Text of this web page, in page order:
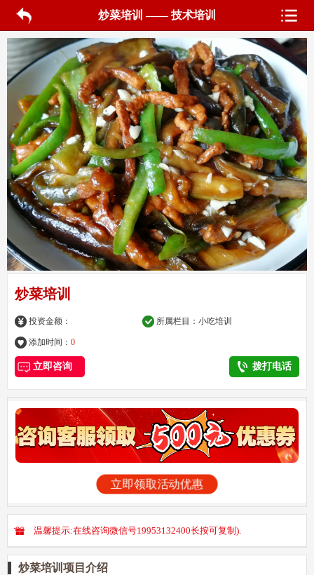
炒菜培训 —— 技术培训
炒菜培训
投资金额： 所属栏目：小吃培训
添加时间： 0
立即咨询 拨打电话
立即领取活动优惠
温馨提示:在线咨询微信号19953132400长按可复制).
炒菜培训项目介绍